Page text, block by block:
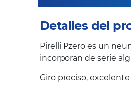
Detalles del
Pirelli Pzero es un
incorporan de serie
Giro preciso,